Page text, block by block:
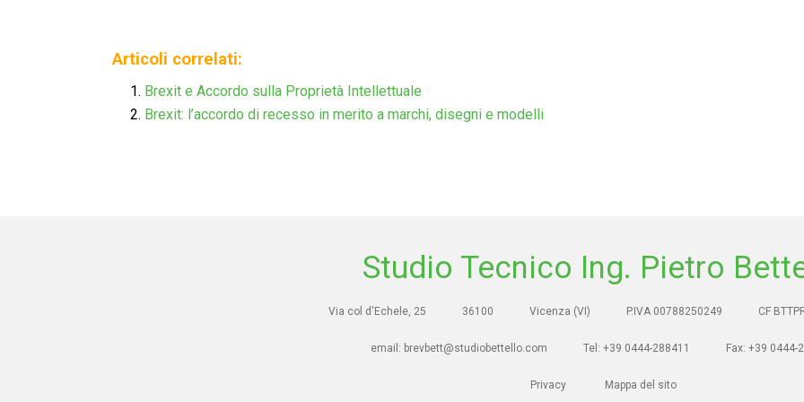
Articoli correlati:
Brexit e Accordo sulla Proprietà Intellettuale
Brexit: l’accordo di recesso in merito a marchi, disegni e modelli
Studio Tecnico Ing. Pietro
Via col d'Echele, 25 36100 Vicenza (VI) P.IVA 00788250249 CF
email: brevbett@studiobettello.com Tel: +39 0444-288411 Fax: +39 0444-
Privacy Mappa del sito